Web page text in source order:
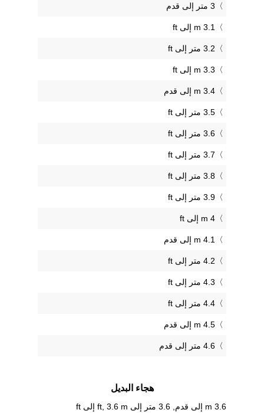
3 متر إلى قدم
3.1 m إلى ft
3.2 متر إلى ft
3.3 m إلى ft
3.4 m إلى قدم
3.5 متر إلى ft
3.6 متر إلى ft
3.7 متر إلى ft
3.8 متر إلى ft
3.9 متر إلى ft
4 m إلى ft
4.1 m إلى قدم
4.2 متر إلى ft
4.3 متر إلى ft
4.4 متر إلى ft
4.5 m إلى قدم
4.6 متر إلى قدم
هجاء البديل
3.6 m إلى قدم, 3.6 متر إلى ft, 3.6 m إلى ft